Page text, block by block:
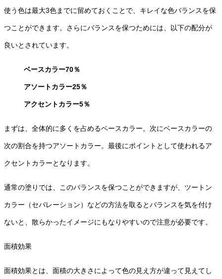
使う色は最大3色までに留めておくことで、キレイな色バランスを保
つことができます。さらにバランスを保つためには、以下の配分が
良いとされています。
ベースカラー70％
アソートカラー25％
アクセントカラー5％
まずは、全体的に多くを占めるベースカラー。次にベースカラーの
次の割合を持つアソートカラー。最後にポイントとして使われるア
クセントカラーとなります。
通常の塗りでは、このバランスを保つことができますが、ツートン
カラー（セパレーション）などの方法を取るとバランスを気を付け
ないと、散らかったイメージにもなりやすいので注意が必要です。
面積効果
面積効果とは、面積の大きさによって色の見え方が違って見えてし